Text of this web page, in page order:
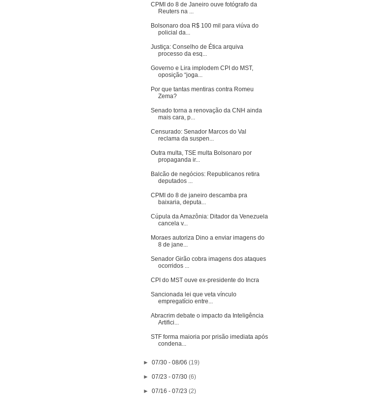
CPMI do 8 de Janeiro ouve fotógrafo da
Reuters na ...
Bolsonaro doa R$ 100 mil para viúva do
policial da...
Justiça: Conselho de Ética arquiva
processo da esq...
Governo e Lira implodem CPI do MST,
oposição “joga...
Por que tantas mentiras contra Romeu
Zema?
Senado torna a renovação da CNH ainda
mais cara, p...
Censurado: Senador Marcos do Val
reclama da suspen...
Outra multa, TSE multa Bolsonaro por
propaganda ir...
Balcão de negócios: Republicanos retira
deputados ...
CPMI do 8 de janeiro descamba pra
baixaria, deputa...
Cúpula da Amazônia: Ditador da Venezuela
cancela v...
Moraes autoriza Dino a enviar imagens do
8 de jane...
Senador Girão cobra imagens dos ataques
ocorridos ...
CPI do MST ouve ex-presidente do Incra
Sancionada lei que veta vínculo
empregatício entre...
Abracrim debate o impacto da Inteligência
Artifici...
STF forma maioria por prisão imediata após
condena...
►07/30 - 08/06(19)
►07/23 - 07/30(6)
►07/16 - 07/23(2)